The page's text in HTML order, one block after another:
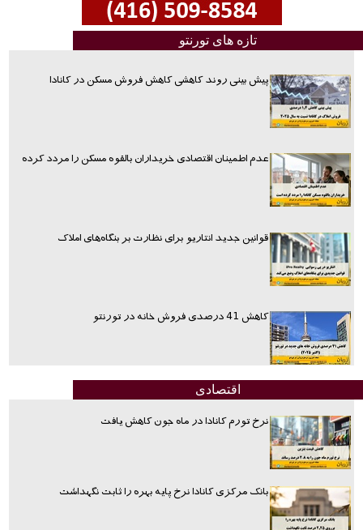
تازه های تورنتو
پیش بینی روند کاهشی کاهش فروش مسکن در کانادا
عدم اطمینان اقتصادی خریداران بالقوه مسکن را مردد کرده
قوانین جدید انتاریو برای نظارت بر بنگاه‌های املاک
کاهش 41 درصدی فروش خانه در تورنتو
اقتصادی
نرخ تورم کانادا در ماه جون کاهش یافت
بانک مرکزی کانادا نرخ پایه بهره را ثابت نگهداشت